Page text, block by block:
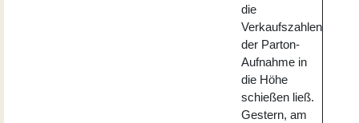
die
Verkaufszahlen
der Parton-
Aufnahme in
die Höhe
schießen ließ.
Gestern, am